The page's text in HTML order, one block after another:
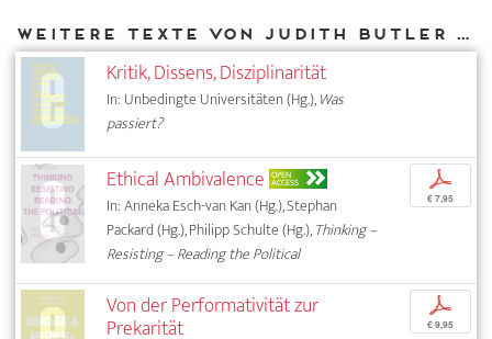
Weitere Texte von Judith Butler bei DIAPHANES
Kritik, Dissens, Disziplinarität
In: Unbedingte Universitäten (Hg.),Was
passiert?
Ethical Ambivalence OPEN
ACCESS
In: Anneka Esch-van Kan (Hg.), Stephan
Packard (Hg.), Philipp Schulte (Hg.),Thinking –
Resisting – Reading the Political
p
€ 7,95
Von der Performativität zur
Prekarität
p
€ 9,95